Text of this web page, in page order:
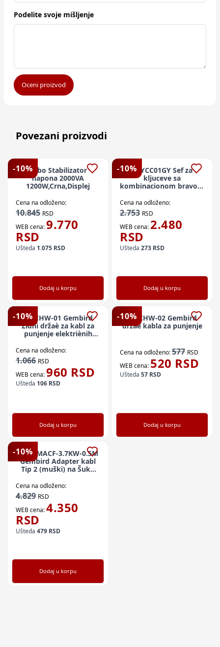
Podelite svoje mišljenje
Oceni proizvod
Povezani proizvodi
-10%Kebo Stabilizator
napona 2000VA
1200W,Crna,Displej
Cena na odloženo:
10.845 RSD
WEB cena:9.770
RSD
Ušteda 1.075 RSD
Dodaj u korpu
-10%
KEYCC01GY Sef za
kljuceve sa
kombinacionom bravom
spoljašnju upotrebu,
Cena na odloženo:
2.753 RSD
WEB cena: 2.480
RSD
Ušteda 273 RSD
Dodaj u korpu
-10%
EV-CHW-01 Gembird
Zidni držaè za kabl za
punjenje elektriènih
Cena na odloženo:
1.066 RSD
WEB cena:960 RSD
Ušteda 106 RSD
Dodaj u korpu
-10%
EV-CHW-02 Gembird
držaè kabla za punjenje
Cena na odloženo:577 RSD
WEB cena: 520 RSD
Ušteda 57 RSD
Dodaj u korpu
-10%
EV-T2MACF-3.7KW-0.5M
Gembird Adapter kabl
Tip 2 (muški) na Šuko
Cena na odloženo:
4.829 RSD
WEB cena:4.350
RSD
Ušteda 479 RSD
Dodaj u korpu